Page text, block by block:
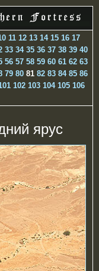
11 12 13 14 15 16 17
33 34 35 36 37 38 39 40
56 57 58 59 60 61 62 63
79 80 81 82 83 84 85 86
102 103 104 105 106
ярус